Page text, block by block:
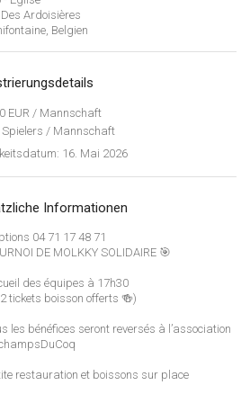
Des Ardoisières
, Belgien
EUR / Mannschaft
Spielers / Mannschaft
: 16. Mai 2026
Informationen
04 71 17 48 71
DE MOLKKY SOLIDAIRE 🎯
des équipes à 17h30
tickets boisson offerts 🍻)
les bénéfices seront reversés à l’association
restauration et boissons sur place
Feb. 2026|Polen
Indoor Cup ZMGZEG
Feb. 2026|Ungarn
2026 | Polen
Feb. 2026|Italien
Master
Feb. 2026|Vereinigtes Königreich